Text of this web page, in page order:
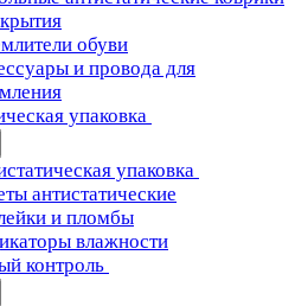
обуви
и провода для
упаковка
упаковка
антистатические
и пломбы
влажности
контроль